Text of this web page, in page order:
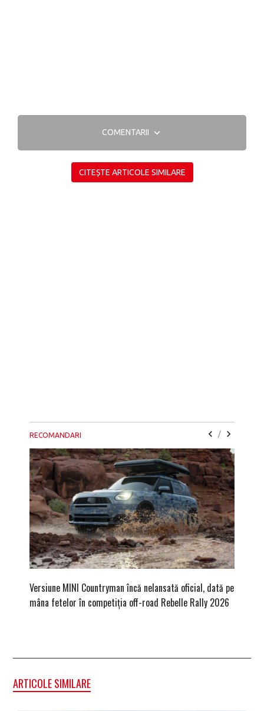
COMENTARII
CITEȘTE ARTICOLE SIMILARE
RECOMANDARI /
Versiune MINI Countryman încă nelansată oficial, dată pe
mâna fetelor în competiția off-road Rebelle Rally 2026
ARTICOLE SIMILARE